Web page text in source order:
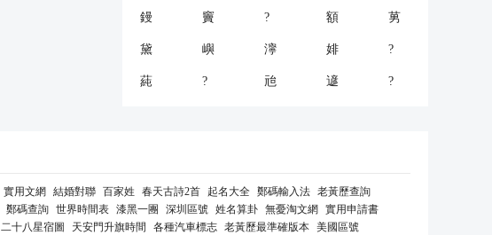
鏝 竇 ? 額 莮
黛 嶼 濘 婔 ?
蒓 ? 兘 遃 ?
實用文網 結婚對聯 百家姓 春天古詩2首 起名大全 鄭碼輸入法 老黃歷查詢
鄭碼查詢 世界時間表 漆黑一團 深圳區號 姓名算卦 無憂淘文網
實用申請書
二十八星宿圖 天安門升旗時間 各種汽車標志 老黃歷最準確版本 美國區號